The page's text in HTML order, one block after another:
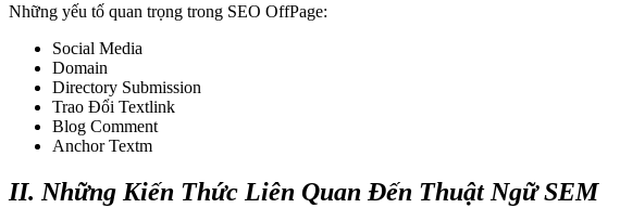
Những yếu tố quan trọng trong SEO OffPage:
Social Media
Domain
Directory Submission
Trao Đổi Textlink
Blog Comment
Anchor Textm
II. Những Kiến Thức Liên Quan Đến Thuật Ngữ SEM